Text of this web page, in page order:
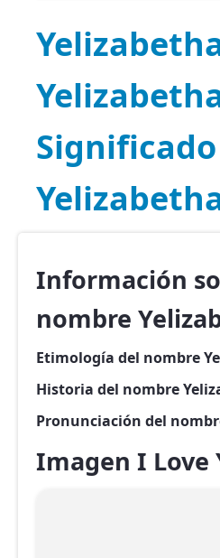
Información
nombre
Etimología del nombre
Historia del nombre
Pronunciación del
Imagen I Love